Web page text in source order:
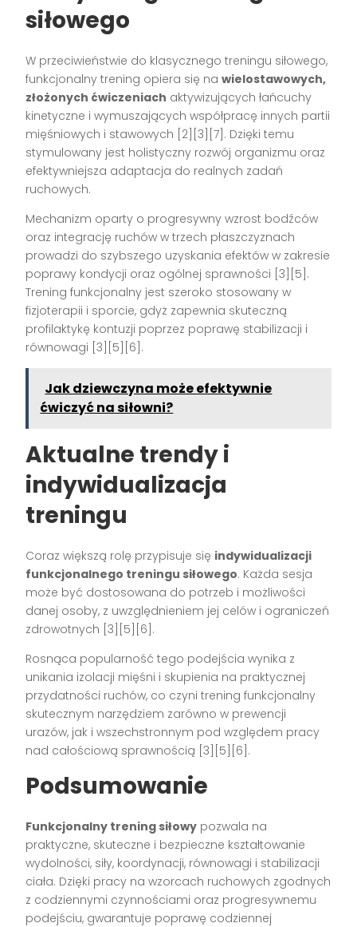
siłowego
W przeciwieństwie do klasycznego treningu siłowego,
funkcjonalny trening opiera się nawielostawowych,
złożonych ćwiczeniach aktywizujących łańcuchy
kinetyczne i wymuszających współpracę innych partii
mięśniowych i stawowych [2][3][7] . Dzięki temu
stymulowany jest holistyczny rozwój organizmu oraz
efektywniejsza adaptacja do realnych zadań
ruchowych.
Mechanizm oparty o progresywny wzrost bodźców
oraz integrację ruchów w trzech płaszczyznach
prowadzi do szybszego uzyskania efektów w zakresie
poprawy kondycji oraz ogólnej sprawności [3][5] .
Trening funkcjonalny jest szeroko stosowany w
fizjoterapii i sporcie, gdyż zapewnia skuteczną
profilaktykę kontuzji poprzez poprawę stabilizacji i
równowagi [3][5][6] .
Jak dziewczyna może efektywnie
ćwiczyć na siłowni?
Aktualne trendy i
indywidualizacja
treningu
Coraz większą rolę przypisuje się indywidualizacji
funkcjonalnego treningu siłowego. Każda sesja
może być dostosowana do potrzeb i możliwości
danej osoby, z uwzględnieniem jej celów i ograniczeń
zdrowotnych [3][5][6] .
Rosnąca popularność tego podejścia wynika z
unikania izolacji mięśni i skupienia na praktycznej
przydatności ruchów, co czyni trening funkcjonalny
skutecznym narzędziem zarówno w prewencji
urazów, jak i wszechstronnym pod względem pracy
nad całościową sprawnością [3][5][6] .
Podsumowanie
Funkcjonalny trening siłowy pozwala na
praktyczne, skuteczne i bezpieczne kształtowanie
wydolności, siły, koordynacji, równowagi i stabilizacji
ciała. Dzięki pracy na wzorcach ruchowych zgodnych
z codziennymi czynnościami oraz progresywnemu
podejściu, gwarantuje poprawę codziennej